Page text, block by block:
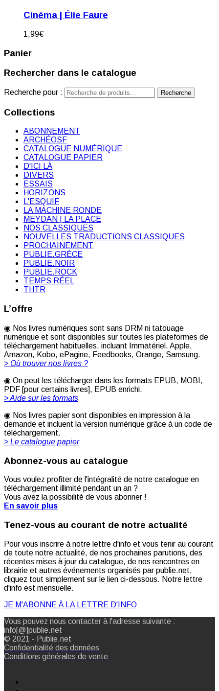
Cinéma | Élie Faure
1,99€
Panier
Rechercher dans le catalogue
Recherche pour : Recherche
Collections
ABONNEMENT
ARCHÉOSF
CATALOGUE NUMÉRIQUE
CATALOGUE PAPIER
D'ICI LÀ
DIVERS
ESSAIS
HORIZONS
L'ESQUIF
LA MACHINE RONDE
MEYDAN | LA PLACE
NOS CLASSIQUES
NOUVELLES TRADUCTIONS CLASSIQUES
PROCHAINEMENT
PUBLIE.GRÈCE
PUBLIE.NOIR
PUBLIE.ROCK
TEMPS RÉEL
THTR
L’offre
◉ Nos livres numériques sont sans DRM ni tatouage
numérique et sont disponibles sur toutes les plateformes de
téléchargement habituelles, incluant Immatériel, Apple,
Amazon, Kobo, ePagine, Feedbooks, Orange, Samsung.
> Où trouver nos livres ?
◉ On peut les télécharger dans les formats EPUB, MOBI,
PDF [pour certains livres], EPUB enrichi.
> Aide sur les formats
◉ Nos livres papier sont disponibles en impression à la
demande et incluent la version numérique grâce à un code de
téléchargement.
> Le catalogue papier
Abonnez-vous au catalogue
Vous voulez profiter de l'intégralité de notre catalogue en
téléchargement illimité pendant un an ?
Vous avez la possibilité de vous abonner !
En savoir plus
Tenez-vous au courant de notre actualité
Pour vous inscrire à notre lettre d'info et vous tenir au courant
de toute notre actualité, de nos prochaines parutions, des
récentes mises à jour du catalogue, de nos rencontres en
librairie et autres événements organisés par publie.net,
cliquez tout simplement sur le lien ci-dessous. Notre lettre
d'info est mensuelle.
JE M'ABONNE À LA LETTRE D'INFO
Vous pouvez nous contacter à l'adresse suivante :
info[@]publie.net
© 2021 - Publie.net
Confidentialité des données
Conditions générales de vente